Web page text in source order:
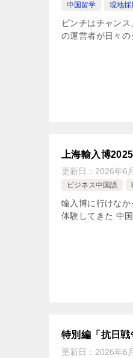
中国留学 現地採
ピンチはチャン
の運営者が日々
上海輸入博
更新日： 2026年6
ビジネス中国語
輸入博に行けな
体験してきた 中
特別編「抗日
更新日： 2026年6